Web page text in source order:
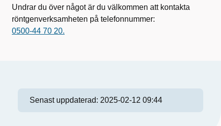
Undrar du över något är du välkommen att kontakta
röntgenverksamheten på telefonnummer:
0500-44 70 20.
Senast uppdaterad: 2025-02-12 09:44